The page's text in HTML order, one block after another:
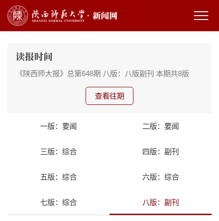
读报时间
《陕西师大报》总第648期 八版：八版副刊 本期共8版
查看往期
一版：要闻 二版：要闻
三版：综合 四版：副刊
五版：综合 六版：综合
七版：综合 八版：副刊